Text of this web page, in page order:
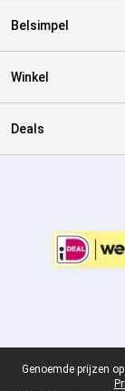
Belsimpel
Winkel
Deals
Juridische
Genoemde prijzen